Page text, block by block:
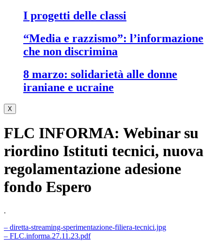
i progetti delle classi
“media e razzismo”: l’informazione
che non discrimina
8 marzo: solidarietà alle donne
iraniane e ucraine
X
FLC INFORMA: Webinar su
riordino Istituti tecnici, nuova
regolamentazione adesione
fondo Espero
.
– diretta-streaming-sperimentazione-filiera-tecnici.jpg
– FLC.informa.27.11.23.pdf